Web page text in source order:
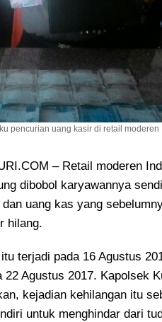
pencurian uang kasir di retail
– Retail moderen
dibobol karyawannya
dan uang kas yang
hilang.
terjadi pada 16 Agustus
22 Agustus 2017. Kapolsek
kejadian kehilangan itu
untuk menghindar dari